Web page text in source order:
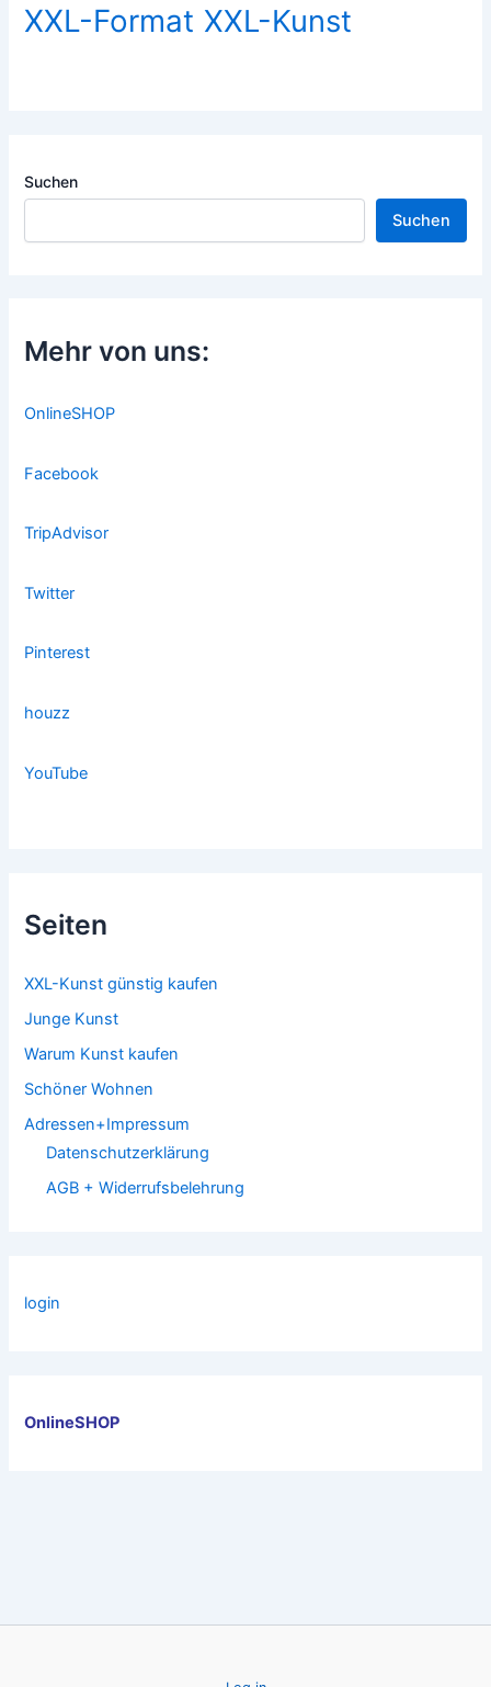
XXL-Format XXL-Kunst
Suchen
Suchen
Mehr von uns:
OnlineSHOP
Facebook
TripAdvisor
Twitter
Pinterest
houzz
YouTube
Seiten
XXL-Kunst günstig kaufen
Junge Kunst
Warum Kunst kaufen
Schöner Wohnen
Adressen+Impressum
Datenschutzerklärung
AGB + Widerrufsbelehrung
login
OnlineSHOP